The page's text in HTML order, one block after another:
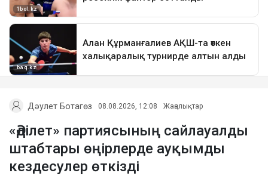
Дәулет Ботагөз 08.08.2026, 12:08 Жаңалықтар
«Әділет» партиясының сайлауалды
штабтары өңірлерде ауқымды
кездесулер өткізді